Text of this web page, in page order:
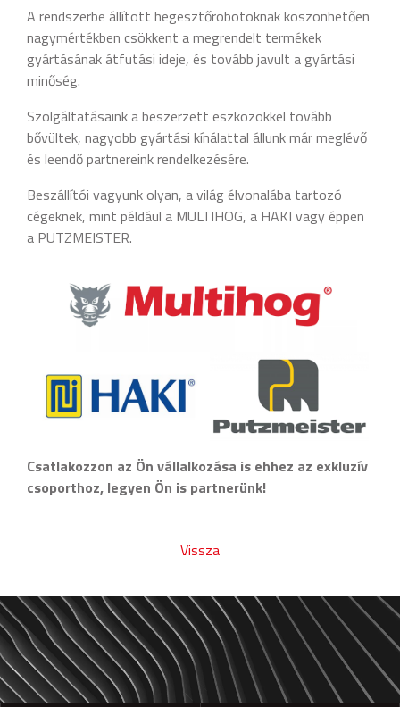
A rendszerbe állított hegesztőrobotoknak köszönhetően
nagymértékben csökkent a megrendelt termékek
gyártásának átfutási ideje, és tovább javult a gyártási
minőség.
Szolgáltatásaink a beszerzett eszközökkel tovább
bővültek, nagyobb gyártási kínálattal állunk már meglévő
és leendő partnereink rendelkezésére.
Beszállítói vagyunk olyan, a világ élvonalába tartozó
cégeknek, mint például a MULTIHOG, a HAKI vagy éppen
a PUTZMEISTER.
Csatlakozzon az Ön vállalkozása is ehhez az exkluzív
csoporthoz, legyen Ön is partnerünk!
Vissza